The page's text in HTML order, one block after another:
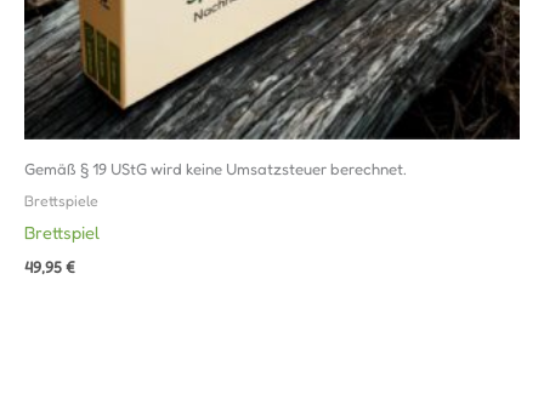
Gemäß § 19 UStG wird keine Umsatzsteuer berechnet.
Brettspiele
Brettspiel
49,95€